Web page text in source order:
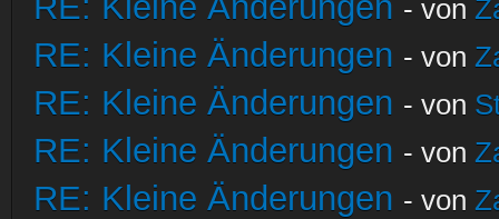
- von
RE: Kleine Änderungen - von
RE: Kleine Änderungen - von
RE: Kleine Änderungen - von
RE: Kleine Änderungen - von